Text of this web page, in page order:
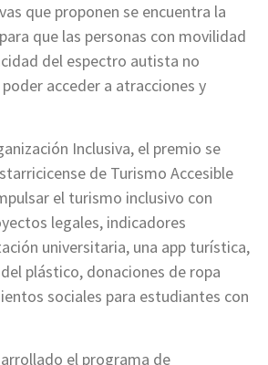
que proponen se encuentra la
que las personas con movilidad
del espectro autista no
acceder a atracciones y
Inclusiva, el premio se
de Turismo Accesible
el turismo inclusivo con
legales, indicadores
universitaria, una app turística,
plástico, donaciones de ropa
sociales para estudiantes con
el programa de